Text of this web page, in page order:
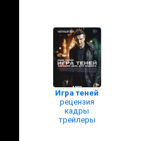
Игра теней
рецензия
кадры
трейлеры